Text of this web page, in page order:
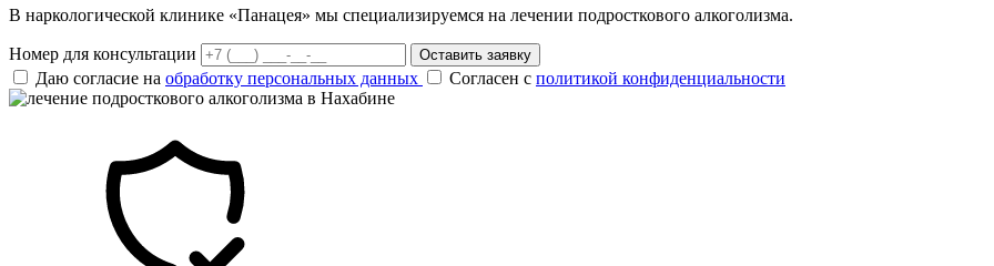
В наркологической клинике «Панацея» мы специализируемся на лечении подросткового алкоголизма.
Номер для консультации Оставить заявку
Даю согласие на обработку персональных данных Согласен с политикой конфиденциальности